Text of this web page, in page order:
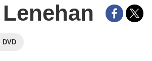
DVD